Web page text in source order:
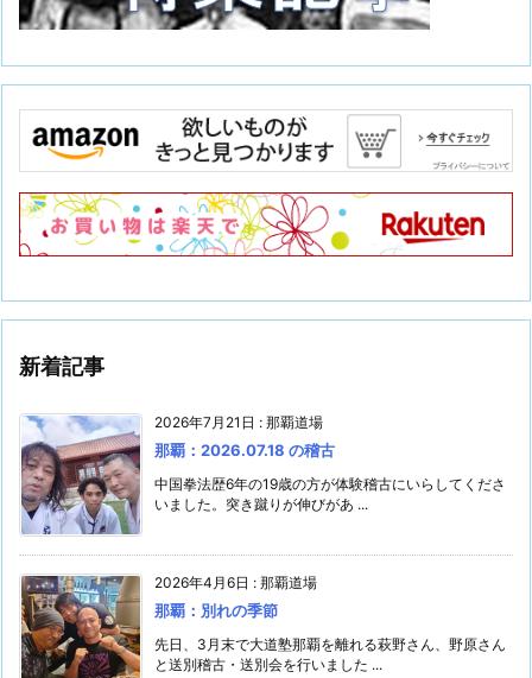
新着記事
2026年7月21日 : 那覇道場
那覇：2026.07.18 の稽古
中国拳法歴6年の19歳の方が体験稽古にいらしてくださ
いました。突き蹴りが伸びがあ ...
2026年4月6日 : 那覇道場
那覇：別れの季節
先日、3月末で大道塾那覇を離れる萩野さん、野原さん
と送別稽古・送別会を行いました ...